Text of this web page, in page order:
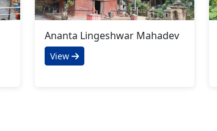
Ananta Lingeshwar Mahadev
View